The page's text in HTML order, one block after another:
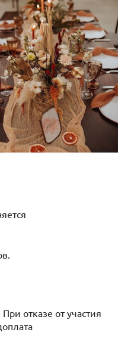
отказе от участия